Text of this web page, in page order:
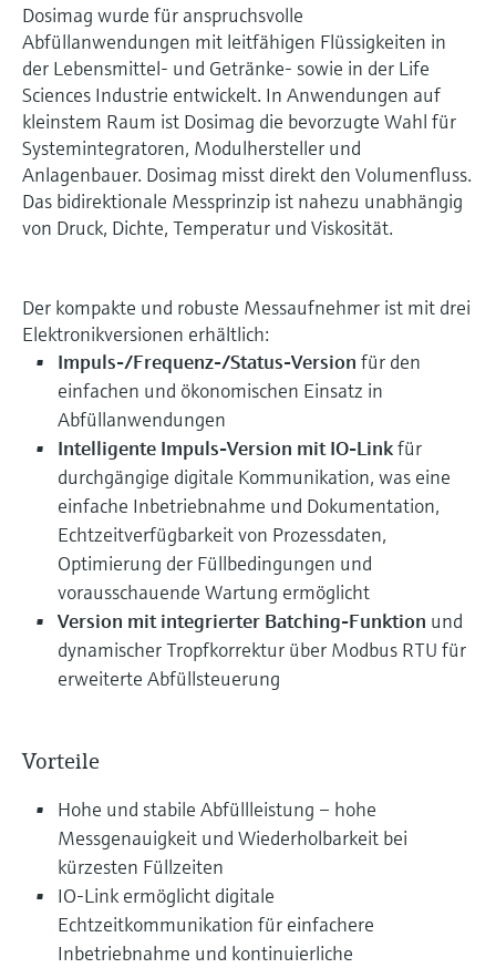
Dosimag wurde für anspruchsvolle
Abfüllanwendungen mit leitfähigen Flüssigkeiten in
der Lebensmittel- und Getränke- sowie in der Life
Sciences Industrie entwickelt. In Anwendungen auf
kleinstem Raum ist Dosimag die bevorzugte Wahl für
Systemintegratoren, Modulhersteller und
Anlagenbauer. Dosimag misst direkt den Volumenfluss.
Das bidirektionale Messprinzip ist nahezu unabhängig
von Druck, Dichte, Temperatur und Viskosität.
Der kompakte und robuste Messaufnehmer ist mit drei
Elektronikversionen erhältlich:
Impuls-/Frequenz-/Status-Version für den
einfachen und ökonomischen Einsatz in
Abfüllanwendungen
Intelligente Impuls-Version mit IO-Linkfür
durchgängige digitale Kommunikation, was eine
einfache Inbetriebnahme und Dokumentation,
Echtzeitverfügbarkeit von Prozessdaten,
Optimierung der Füllbedingungen und
vorausschauende Wartung ermöglicht
Version mit integrierter Batching-Funktion und
dynamischer Tropfkorrektur über Modbus RTU für
erweiterte Abfüllsteuerung
Vorteile
Hohe und stabile Abfüllleistung – hohe
Messgenauigkeit und Wiederholbarkeit bei
kürzesten Füllzeiten
IO-Link ermöglicht digitale
Echtzeitkommunikation für einfachere
Inbetriebnahme und kontinuierliche